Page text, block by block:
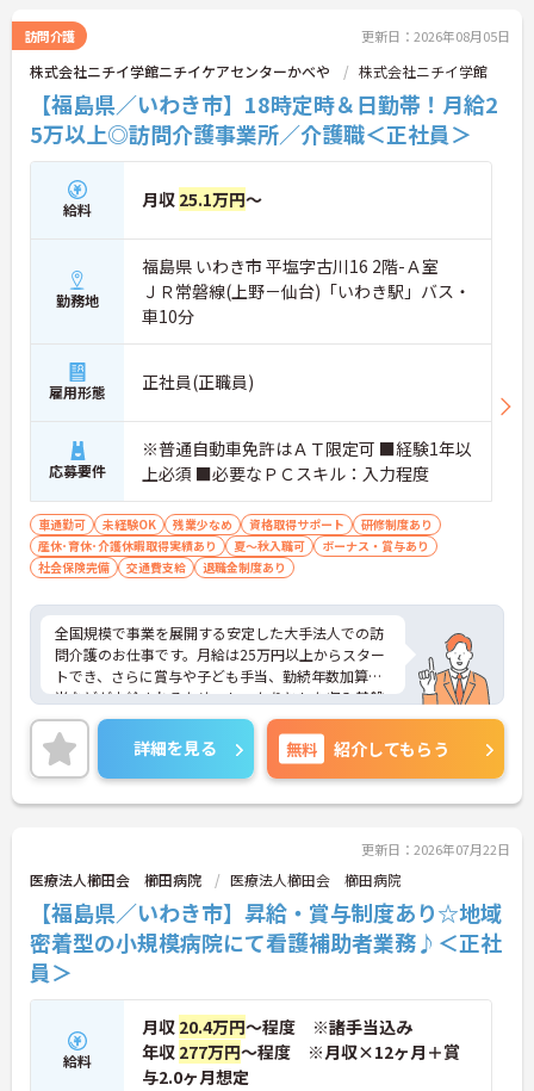
の職場です。介護経験を活かしたい方、福祉の資格
をお持ちの方、安定した法人でキャリアを築きたい
方におすすめです。
★おすすめPOINT★
・生活支援員からスタートし、サービス管理責任者
やエリアマネージャーへと続く明確なステップアッ
プの道筋が用意されています。急成長中の企業であ
るためポストも豊富にあり、専門性を高めながらマ
ネジメント職への挑戦も視野に入れていただけま
・年間休日114日、残業月平均10時間程度という就
業環境に加え、産前産後休暇や育児休暇制度がしっ
かりと整備されています。オンとオフの切り替えを
明確にし、心身ともに充実した状態で長くご活躍い
ただけます。
・グループホーム一棟あたりの入居者様20名定員を
常時2～4名のスタッフで支援、国基準を上回る人員
追われることなくご利用者様のペースに合わせたサ
ポートが可能です。施設も専用設計で働きやすく、
ご自身の理想とする福祉を実践できる環境が整って
います。
訪問介護 更新日：2026年08月05日
株式会社ニチイ学館ニチイケアセンターかべや 株式会社ニチイ学館
【福島県／いわき市】18時定時＆日勤帯！月給2
5万以上◎訪問介護事業所／介護職＜正社員＞
給料 月収 25.1万円～
勤務地
福島県 いわき市 平塩字古川16 2階-Ａ室
ＪＲ常磐線(上野－仙台)「いわき駅」バス・
車10分
雇用形態 正社員(正職員)
応募要件
※普通自動車免許はＡＴ限定可 ■経験1年以
上必須 ■必要なＰＣスキル：入力程度
車通勤可 未経験OK 残業少なめ 資格取得サポート
研修制度あり
産休･育休･介護休暇取得実績あり
夏～秋入職可
ボーナス・賞与あり
社会保険完備
交通費支給 退職金制度あり
全国規模で事業を展開する安定した大手法人での訪
問介護のお仕事です。月給は25万円以上からスター
トでき、さらに賞与や子ども手当、勤続年数加算手
当などが支給されるため、しっかりとした収入基盤
を築くことができます。月平均の残業時間は10時間
程度と少なく、プライベートの時間を大切にしなが
ら無理なく働ける環境が整っています。就業前後の
キャリアアップ制度が充実していることに加え、最
大85歳までの再雇用制度があるため、長期的な視点
マークを取得するなど、働き方改革にも積極的に取
り組んでおり、多様なライフスタイルに合わせた柔
軟な働き方が実現できる職場です。
★おすすめPOINT★
【手厚い待遇で安定した収入アップが期待できま
す】
・介護福祉士の資格手当や勤続年数加算手当がある
ため、長く働くほど給与に反映される仕組みです
・賞与の支給実績があり、子ども手当や時間帯別加
算手当も充実していることで、安心して生活基盤を
詳細を見る 無料 紹介してもらう
更新日：2026年07月22日
医療法人櫛田会 櫛田病院 医療法人櫛田会 櫛田病院
【福島県／いわき市】昇給・賞与制度あり☆地域
密着型の小規模病院にて看護補助者業務♪＜正社
員＞
給料
月収 20.4万円～程度 ※諸手当込み
年収 277万円～程度 ※月収×12ヶ月＋賞
与2.0ヶ月想定